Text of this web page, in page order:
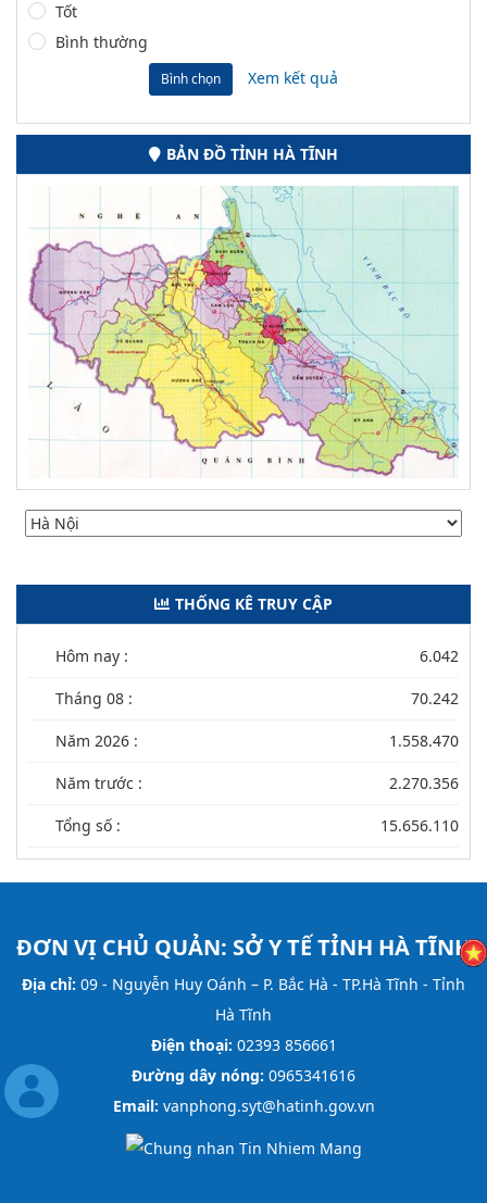
Tốt
Bình thường
Bình chọn Xem kết quả
BẢN ĐỒ TỈNH HÀ TĨNH
THỐNG KÊ TRUY CẬP
Hôm nay : 6.042
Tháng 08 : 70.242
Năm 2026 : 1.558.470
Năm trước : 2.270.356
Tổng số : 15.656.110
ĐƠN VỊ CHỦ QUẢN: SỞ Y TẾ TỈNH HÀ TĨNH
Địa chỉ: 09 - Nguyễn Huy Oánh – P. Bắc Hà - TP.Hà Tĩnh - Tỉnh
Hà Tĩnh
Điện thoại: 02393 856661
Đường dây nóng: 0965341616
Email: vanphong.syt@hatinh.gov.vn